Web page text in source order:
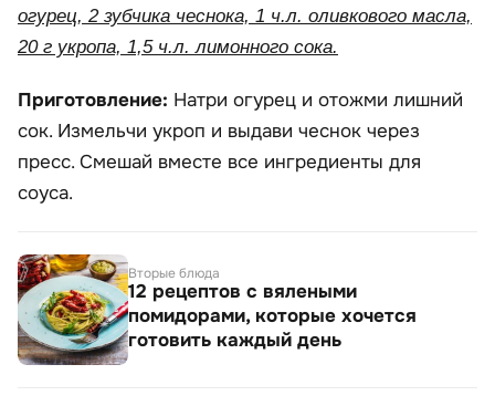
огурец, 2 зубчика чеснока, 1 ч.л. оливкового масла,
20 г укропа, 1,5 ч.л. лимонного сока.
Приготовление: Натри огурец и отожми лишний
сок. Измельчи укроп и выдави чеснок через
пресс. Смешай вместе все ингредиенты для
соуса.
Вторые блюда
12 рецептов с вялеными
помидорами, которые хочется
готовить каждый день